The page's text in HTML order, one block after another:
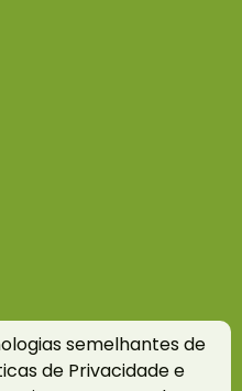
semelhantes de
de Privacidade e